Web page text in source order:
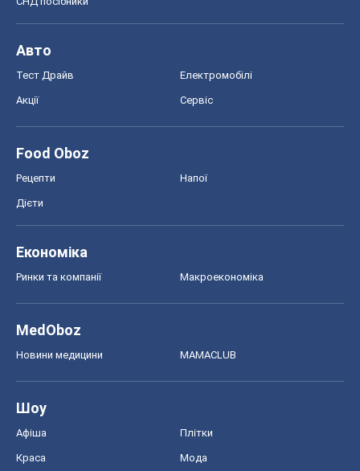
Авто
Тест Драйв Електромобілі
Акції Сервіс
Food Oboz
Рецепти Напої
Дієти
Економіка
Ринки та компанії Макроекономіка
MedOboz
Новини медицини MAMACLUB
Шоу
Афіша Плітки
Краса Мода